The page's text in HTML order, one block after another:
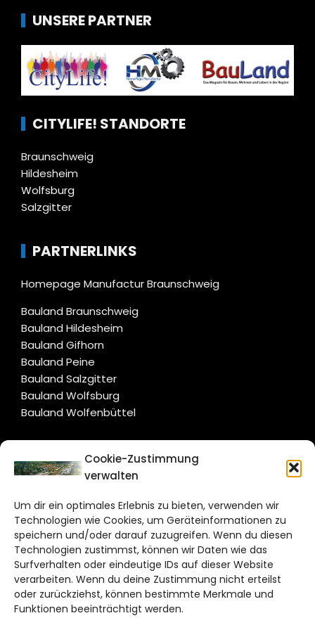
Cookie-Zustimmung
verwalten
Um dir ein optimales Erlebnis zu bieten, verwenden wir
Technologien wie Cookies, um Geräteinformationen zu
speichern und/oder darauf zuzugreifen. Wenn du diesen
Technologien zustimmst, können wir Daten wie das
Surfverhalten oder eindeutige IDs auf dieser Website
verarbeiten. Wenn du deine Zustimmung nicht erteilst
oder zurückziehst, können bestimmte Merkmale und
Funktionen beeinträchtigt werden.
UNSERE PARTNER
CITYLIFE! STANDORTE
Braunschweig
Hildesheim
Wolfsburg
Salzgitter
PARTNERLINKS
Homepage Manufactur Braunschweig
Bauland Braunschweig
Bauland Hildesheim
Bauland Gifhorn
Bauland Peine
Bauland Salzgitter
Bauland Wolfsburg
Bauland Wolfenbüttel
CITYLIFE!
Bruchtorwall 12
38100 Braunschweig
Telefon: 0531 387220 – 65
DAS STADTMAGAZIN FÜR
WOLFSBURG